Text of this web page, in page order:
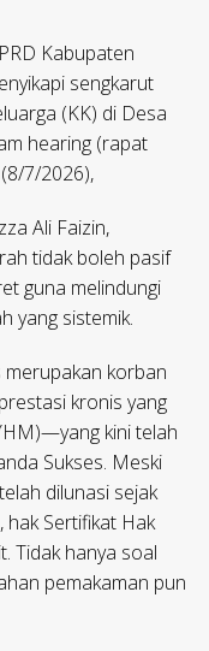
Kabupaten
sengkarut
(KK) di Desa
hearing (rapat
7/2026),
Ali Faizin,
tidak boleh pasif
guna melindungi
yang sistemik.
korban
kronis yang
kini telah
Sukses. Meski
dilunasi sejak
hak Sertifikat Hak
Tidak hanya soal
pemakaman pun